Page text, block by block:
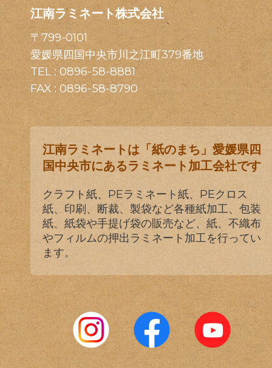
江南ラミネート株式会社
〒799-0101
愛媛県四国中央市川之江町379番地
TEL :0896-58-8881
FAX : 0896-58-8790
江南ラミネートは「紙のまち」愛媛県四
国中央市にあるラミネート加工会社です
クラフト紙、PEラミネート紙、PEクロス
紙、印刷、断裁、製袋など各種紙加工、包装
紙、紙袋や手提げ袋の販売など、紙、不織布
やフィルムの押出ラミネート加工を行ってい
ます。